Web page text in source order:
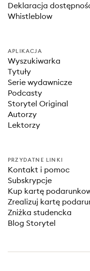
Deklaracja
Whistleblow
APLIKACJA
Wyszukiwarka
Tytuły
Serie wydawnicze
Podcasty
Storytel Original
Autorzy
Lektorzy
PRZYDATNE LINKI
Kontakt i pomoc
Subskrypcje
Kup kartę
Zrealizuj kartę
Zniżka studencka
Blog Storytel